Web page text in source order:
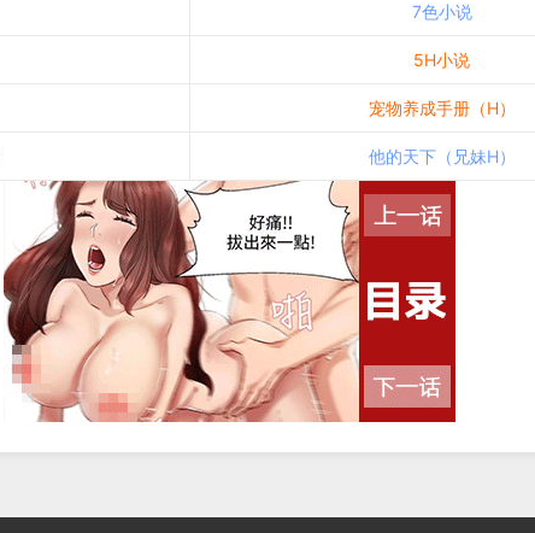
7色小说
5H小说
宠物养成手册（H）
他的天下（兄妹H）